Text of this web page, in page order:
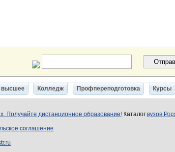
высшее Колледж Профпереподготовка Курсы
Получайте дистанционное образование!Каталог вузов
соглашение